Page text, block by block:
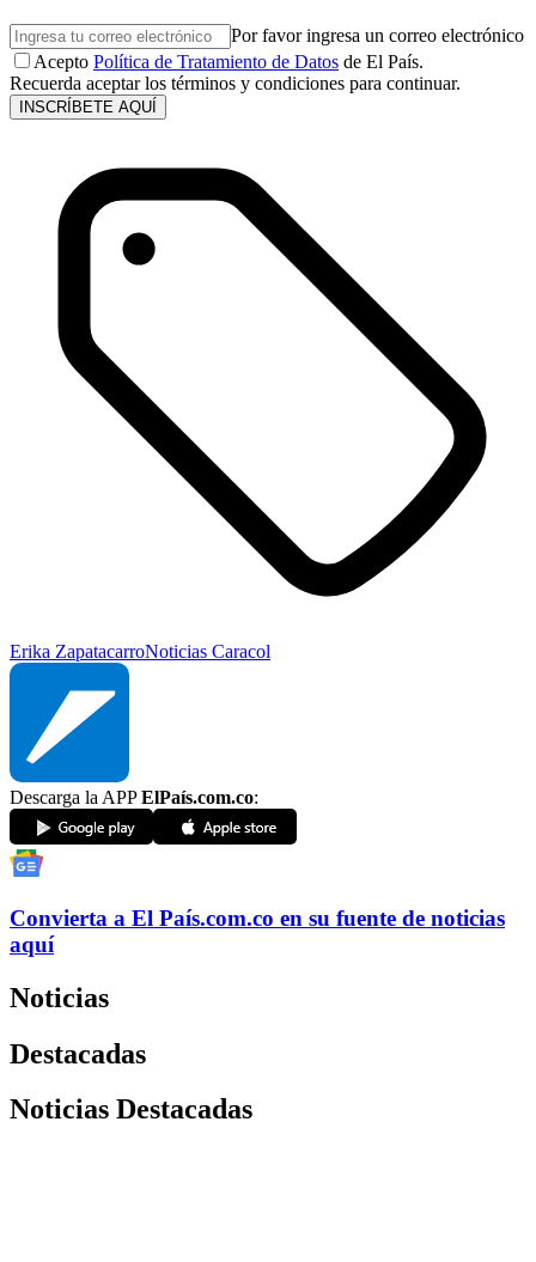
Por favor ingresa un correo electrónico
Acepto Política de Tratamiento de Datos de El País.
Recuerda aceptar los términos y condiciones para continuar.
INSCRÍBETE AQUÍ
Erika ZapatacarroNoticias Caracol
Descarga la APPElPaís.com.co:
Convierta a El País.com.co en su fuente de noticias
aquí
Noticias
Destacadas
Noticias Destacadas